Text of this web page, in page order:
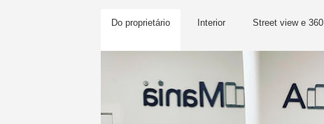
Do proprietário Interior Street view e 360